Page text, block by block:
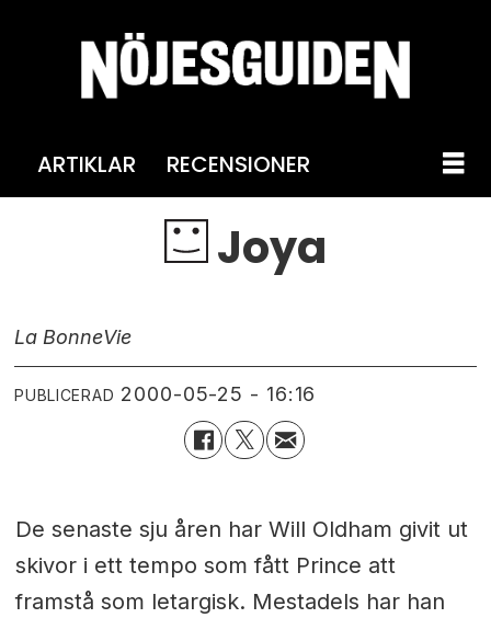
ARTIKLAR RECENSIONER
Joya
La BonneVie
PUBLICERAD 2000-05-25 - 16:16
De senaste sju åren har Will Oldham givit ut
skivor i ett tempo som fått Prince att
framstå som letargisk. Mestadels har han